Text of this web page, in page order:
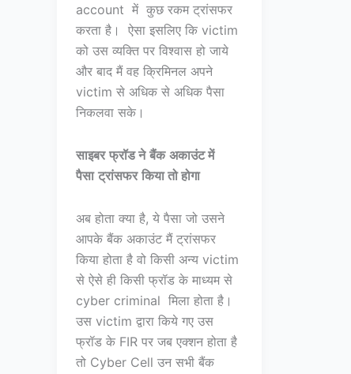
account में कुछ रकम ट्रांसफर
करता है। ऐसा इसलिए कि victim
को उस व्यक्ति पर विश्वास हो जाये
और बाद मैं वह क्रिमिनल अपने
victim से अधिक से अधिक पैसा
निकलवा सके।
साइबर फ्रॉड ने बैंक अकाउंट में
पैसा ट्रांसफर किया तो होगा
अब होता क्या है, ये पैसा जो उसने
आपके बैंक अकाउंट मैं ट्रांसफर
किया होता है वो किसी अन्य victim
से ऐसे ही किसी फ्रॉड के माध्यम से
cyber criminal मिला होता है।
उस victim द्वारा किये गए उस
फ्रॉड के FIR पर जब एक्शन होता है
तो Cyber Cell उन सभी बैंक